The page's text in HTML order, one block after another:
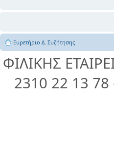
Ευρετήριο Δ. Συζήτησης
ΦΙΛΙΚΗΣ
2310 22 13